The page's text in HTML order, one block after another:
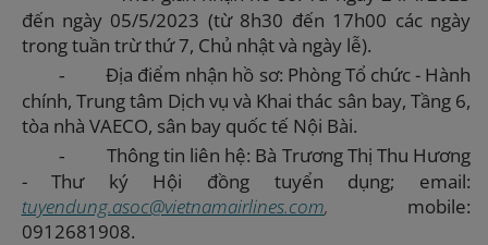
đến ngày 05/5/2023 (từ 8h30 đến 17h00 các ngày
trong tuần trừ thứ 7, Chủ nhật và ngày lễ).
-
Địa điểm nhận hồ sơ: Phòng Tổ chức - Hành
chính, Trung tâm Dịch vụ và Khai thác sân bay, Tầng 6,
tòa nhà VAECO, sân bay quốc tế Nội Bài.
-
Thông tin liên hệ: Bà Trương Thị Thu Hương
- Thư ký Hội đồng tuyển dụng; email:
tuyendung.asoc@vietnamairlines.com, mobile:
0912681908.